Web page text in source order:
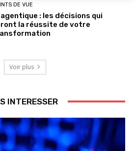
DE VUE
agentique : les décisions qui
la réussite de votre
Voir plus
INTERESSER